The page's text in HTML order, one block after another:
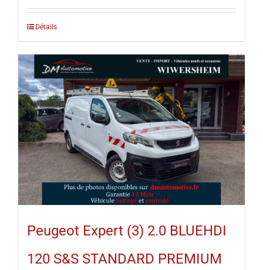
Détails
Peugeot Expert (3) 2.0 BLUEHDI
120 S&S STANDARD PREMIUM